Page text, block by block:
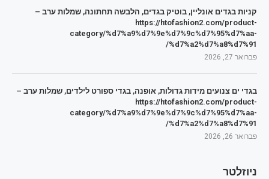
קניות בגדים אונליין, בוטיק בגדים, הלבשה תחתונה, שמלות ערב –
https://htofashion2.com/product-
category/%d7%a9%d7%9e%d7%9c%d7%95%d7%aa-
%d7%a2%d7%a8%d7%91/
פברואר 27, 2026
בגדי ים צנועים מידות גדולות, אופנה, בגדי ספורט לילדים, שמלות ערב –
https://htofashion2.com/product-
category/%d7%a9%d7%9e%d7%9c%d7%95%d7%aa-
%d7%a2%d7%a8%d7%91/
פברואר 26, 2026
ניוזלטר